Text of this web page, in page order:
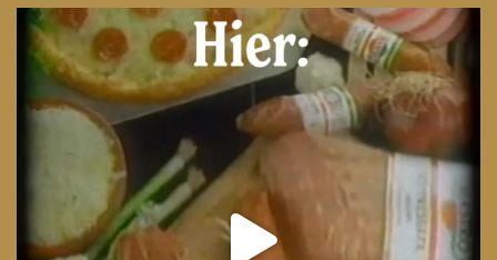
From wood-paneled basements to candlelit condo...
8 0